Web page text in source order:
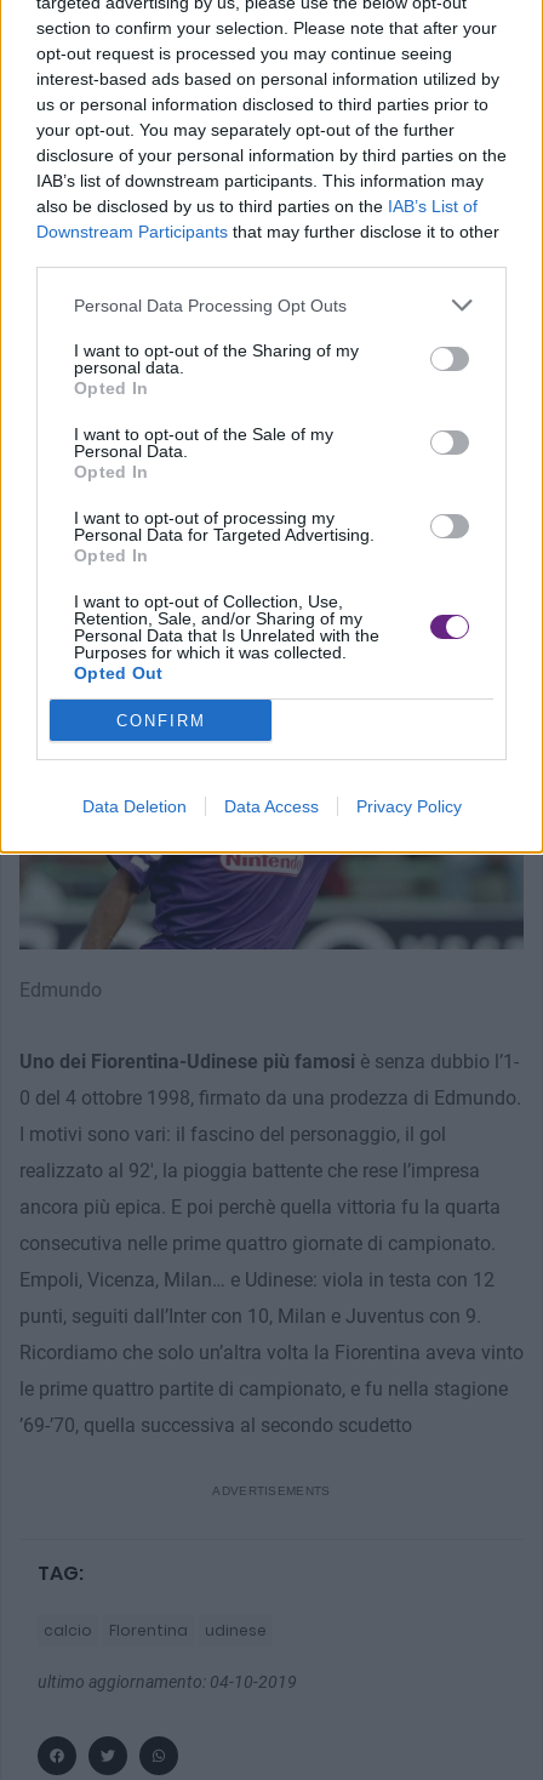
section to confirm your selection. Please note that after your
opt-out request is processed you may continue seeing
interest-based ads based on personal information utilized by
us or personal information disclosed to third parties prior to
your opt-out. You may separately opt-out of the further
disclosure of your personal information by third parties on the
IAB’s list of downstream participants. This information may
also be disclosed by us to third parties on the IAB’s List of
Downstream Participants that may further disclose it to other
Personal Data Processing Opt Outs
I want to opt-out of the Sharing of my
personal data.
Opted In
I want to opt-out of the Sale of my
Personal Data.
Opted In
I want to opt-out of processing my
Personal Data for Targeted Advertising.
Opted In
I want to opt-out of Collection, Use,
Retention, Sale, and/or Sharing of my
Personal Data that Is Unrelated with the
Purposes for which it was collected.
Opted Out
CONFIRM
Data Deletion Data Access Privacy Policy
Il Friuli Venezia Giulia ha dato i natali a grandi calciatori e
allenatori del calcio italiano
: basti pensare a Zoff,
Burgnich, Capello, oltre ad Enzo Bearzot e Nereo Rocco.
In chiave viola (ma anche bianconera) citiamo su tutti
Giuseppe Virgili, per tutti “Pecos Bill” (dalla passione di
Beppe per l’omonimo fumetto). Virgili nasce ad Udine il 24
centravanti del primo scudetto (’55-’56) mettendo a segno
21 reti in 32 presenze ufficiali. La sua carriera proseguirà
nel Torino, nel Bari, nel Livorno, per concludersi a Taranto
nel ’65-’66. “Pecos Bill” vanta anche 7 presenze in
nazionale A ed una doppietta “storica” inflitta al grande
Brasile, il 25 aprile del 1956. Giuseppe Virgili muore a
Edmundo
Uno dei Fiorentina-Udinese più famosi è senza dubbio l’1-
0 del 4 ottobre 1998, firmato da una prodezza di Edmundo.
I motivi sono vari: il fascino del personaggio, il gol
realizzato al 92′, la pioggia battente che rese l’impresa
ancora più epica. E poi perchè quella vittoria fu la quarta
consecutiva nelle prime quattro giornate di campionato.
Empoli, Vicenza, Milan… e Udinese: viola in testa con 12
punti, seguiti dall’Inter con 10, Milan e Juventus con 9.
Ricordiamo che solo un’altra volta la Fiorentina aveva vinto
le prime quattro partite di campionato, e fu nella stagione
’69-’70, quella successiva al secondo scudetto
TAG:
calcio FIorentina udinese
ultimo aggiornamento: 04-10-2019